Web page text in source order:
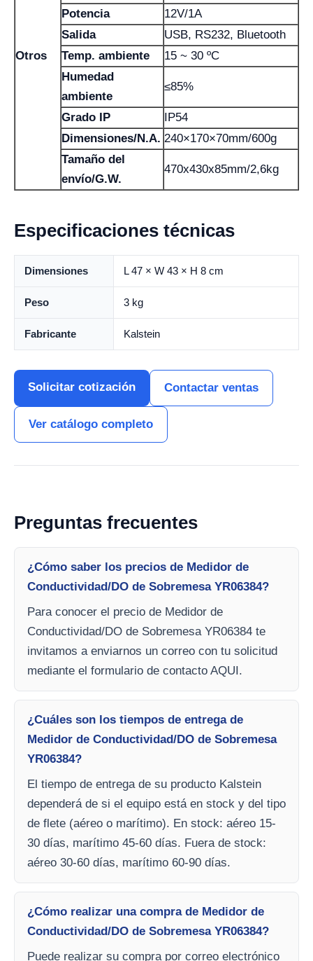
Otros
Potencia
12V/1A
Salida
USB, RS232, Bluetooth
Temp. ambiente
15 ~ 30 ºC
Humedad
ambiente
≤85%
Grado IP
IP54
Dimensiones/N.A. 240×170×70mm/600g
Tamaño del
envío/G.W.
470x430x85mm/2,6kg
Especificaciones técnicas
Dimensiones L 47 × W 43 × H 8 cm
Peso 3 kg
Fabricante Kalstein
Solicitar cotización Contactar ventas
Ver catálogo completo
Preguntas frecuentes
¿Cómo saber los precios de Medidor de
Conductividad/DO de Sobremesa YR06384?
Para conocer el precio de Medidor de
Conductividad/DO de Sobremesa YR06384 te
invitamos a enviarnos un correo con tu solicitud
mediante el formulario de contacto AQUI.
¿Cuáles son los tiempos de entrega de
Medidor de Conductividad/DO de Sobremesa
YR06384?
El tiempo de entrega de su producto Kalstein
dependerá de si el equipo está en stock y del tipo
de flete (aéreo o marítimo). En stock: aéreo 15-
30 días, marítimo 45-60 días. Fuera de stock:
aéreo 30-60 días, marítimo 60-90 días.
¿Cómo realizar una compra de Medidor de
Conductividad/DO de Sobremesa YR06384?
Puede realizar su compra por correo electrónico